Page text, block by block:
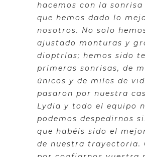
hacemos con la sonrisa
que hemos dado lo
nosotros. No solo
ajustado monturas y
dioptrías; hemos sido
primeras sonrisas, de
únicos y de miles de
pasaron por nuestra
Lydia y todo el equipo
podemos despedirnos
que habéis sido el
de nuestra trayectoria.